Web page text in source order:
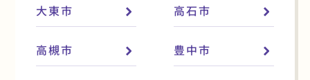
大東市 高石市
高槻市 豊中市